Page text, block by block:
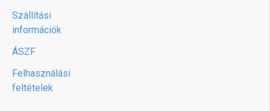
Szállítási
információk
ÁSZF
Felhasználási
feltételek